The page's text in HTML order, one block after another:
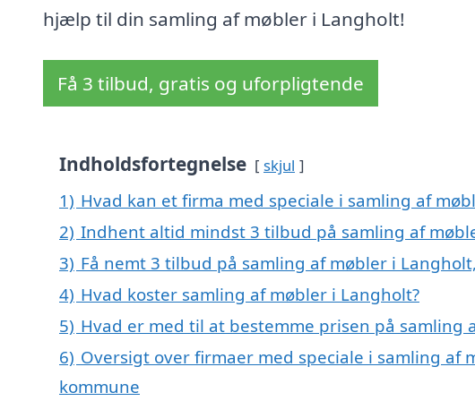
hjælp til din samling af møbler i Langholt!
Få 3 tilbud, gratis og uforpligtende
Indholdsfortegnelse skjul
1) Hvad kan et firma med speciale i samling af
2) Indhent altid mindst 3 tilbud på samling af
3) Få nemt 3 tilbud på samling af møbler i
4) Hvad koster samling af møbler i Langholt?
5) Hvad er med til at bestemme prisen på samling
6) Oversigt over firmaer med speciale i samling af
kommune